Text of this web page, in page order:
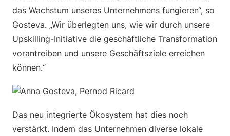
das Wachstum unseres Unternehmens fungieren“, so
Gosteva. „Wir überlegten uns, wie wir durch unsere
Upskilling-Initiative die geschäftliche Transformation
vorantreiben und unsere Geschäftsziele erreichen
können.“
Das neu integrierte Ökosystem hat dies noch
verstärkt. Indem das Unternehmen diverse lokale